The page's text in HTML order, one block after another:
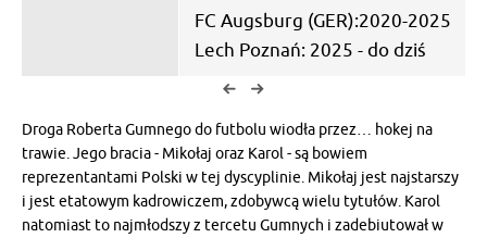
FC Augsburg (GER):2020-2025
Lech Poznań: 2025 - do dziś
Droga Roberta Gumnego do futbolu wiodła przez… hokej na
trawie. Jego bracia - Mikołaj oraz Karol - są bowiem
reprezentantami Polski w tej dyscyplinie. Mikołaj jest najstarszy
i jest etatowym kadrowiczem, zdobywcą wielu tytułów. Karol
natomiast to najmłodszy z tercetu Gumnych i zadebiutował w